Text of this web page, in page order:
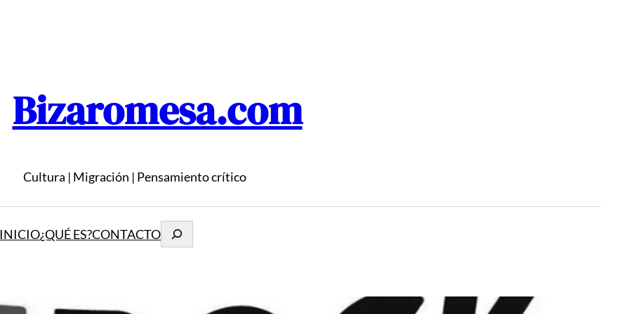
Bizaromesa.com
Cultura | Migración | Pensamiento crítico
INICIO¿QUÉ ES?CONTACTOBuscar